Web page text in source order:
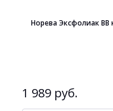
Норева Эксфолиак
1 989 руб.